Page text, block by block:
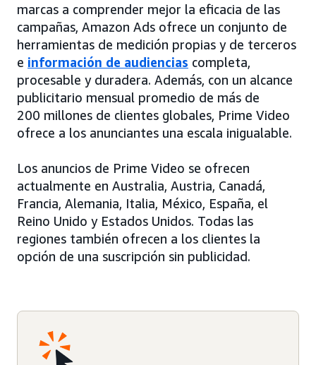
marcas a comprender mejor la eficacia de las
campañas, Amazon Ads ofrece un conjunto de
herramientas de medición propias y de terceros
e información de audiencias completa,
procesable y duradera. Además, con un alcance
publicitario mensual promedio de más de
200 millones de clientes globales, Prime Video
ofrece a los anunciantes una escala inigualable.
Los anuncios de Prime Video se ofrecen
actualmente en Australia, Austria, Canadá,
Francia, Alemania, Italia, México, España, el
Reino Unido y Estados Unidos. Todas las
regiones también ofrecen a los clientes la
opción de una suscripción sin publicidad.